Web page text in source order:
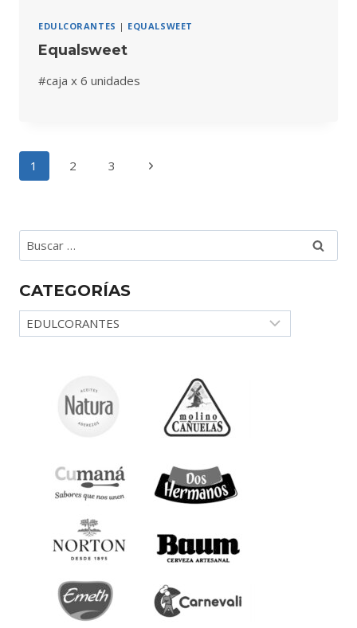
EDULCORANTES | EQUALSWEET
Equalsweet
#caja x 6 unidades
Navegación
de
1 2 3
Siguiente
Buscar:
CATEGORÍAS
Categorías